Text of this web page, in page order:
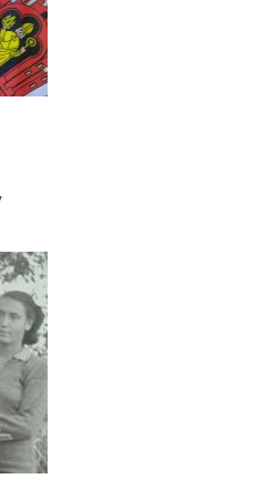
image